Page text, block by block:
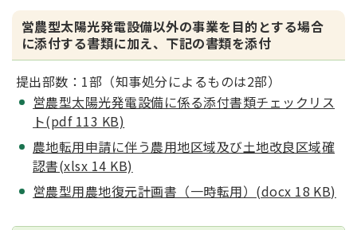
営農型太陽光発電設備以外の事業を目的とする場合
に添付する書類に加え、下記の書類を添付
提出部数：1部（知事処分によるものは2部）
営農型太陽光発電設備に係る添付書類チェックリス
ト(pdf 113 KB)
農地転用申請に伴う農用地区域及び土地改良区域確
認書(xlsx 14 KB)
営農型用農地復元計画書（一時転用）(docx 18 KB)